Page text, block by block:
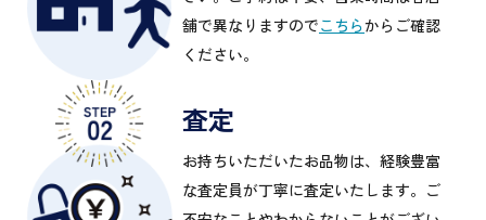
舗で異なりますのでこちらからご確認
ください。
査定
お持ちいただいたお品物は、経験豊富
な査定員が丁寧に査定いたします。ご